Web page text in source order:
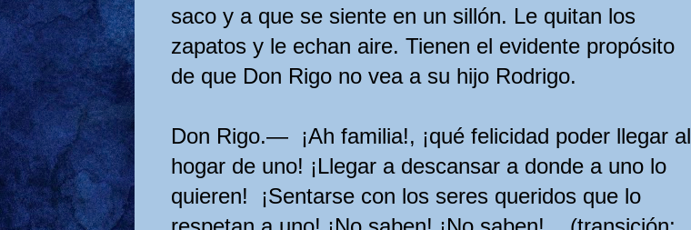
saco y a que se siente en un sillón. Le quitan los
zapatos y le echan aire. Tienen el evidente propósito
de que Don Rigo no vea a su hijo Rodrigo.
Don Rigo.— ¡Ah familia!, ¡qué felicidad poder llegar al
hogar de uno! ¡Llegar a descansar a donde a uno lo
quieren! ¡Sentarse con los seres queridos que lo